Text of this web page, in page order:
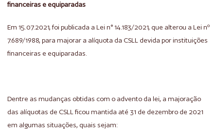
financeiras e equiparadas
Em 15.07.2021, foi publicada a Lei n° 14.183/2021, que alterou a Lei nº
7.689/1988, para majorar a alíquota da CSLL devida por instituições
financeiras e equiparadas.
Dentre as mudanças obtidas com o advento da lei, a majoração
das alíquotas de CSLL ficou mantida até 31 de dezembro de 2021
em algumas situações, quais sejam: